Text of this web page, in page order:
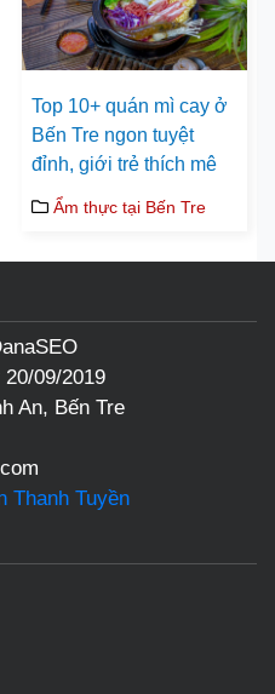
Top 10+ quán mì cay ở
Bến Tre ngon tuyệt
đỉnh, giới trẻ thích mê
Ẩm thực tại Bến Tre
20/09/2019
An, Bến Tre
Thanh Tuyền